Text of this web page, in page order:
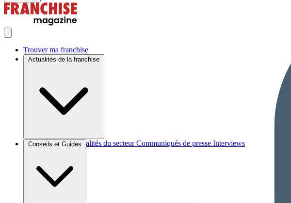
Trouver ma franchise
Actualités de la franchise
Brèves et actus Actualités du secteur Communiqués de presse Interviews
Conseils et Guides